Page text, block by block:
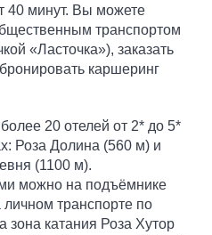
40 минут. Вы можете
транспортом
«Ласточка»), заказать
каршеринг
20 отелей от 2* до 5*
Роза Долина (560 м) и
(1100 м).
можно на подъёмнике
транспорте по
катания Роза Хутор